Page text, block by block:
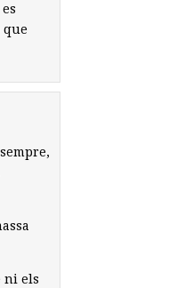
que
ni els